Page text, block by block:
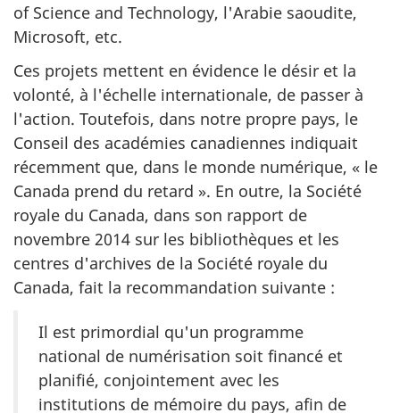
of Science and Technology, l'Arabie saoudite,
Microsoft, etc.
Ces projets mettent en évidence le désir et la
volonté, à l'échelle internationale, de passer à
l'action. Toutefois, dans notre propre pays, le
Conseil des académies canadiennes indiquait
récemment que, dans le monde numérique, « le
Canada prend du retard ». En outre, la Société
royale du Canada, dans son rapport de
novembre 2014 sur les bibliothèques et les
centres d'archives de la Société royale du
Canada, fait la recommandation suivante :
Il est primordial qu'un programme
national de numérisation soit financé et
planifié, conjointement avec les
institutions de mémoire du pays, afin de